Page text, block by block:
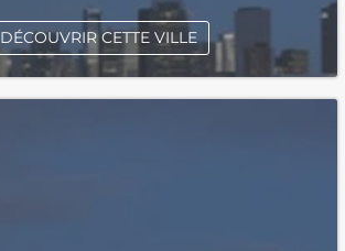
DÉCOUVRIR CETTE VILLE